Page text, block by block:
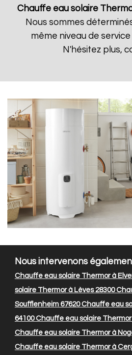
Chauffe eau solaire
Nous sommes
même niveau de
N'hésitez plus,
Nous intervenons
Chauffe eau solaire Thermor à
solaire Thermor à Lèves 28300
Soufflenheim 67620Chauffe eau
64100Chauffe eau solaire Thermor
Chauffe eau solaire Thermor à
Chauffe eau solaire Thermor à